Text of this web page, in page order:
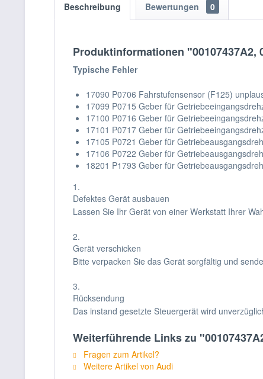
Beschreibung Bewertungen 0
Produktinformationen "00107437A2,
Typische Fehler
17090 P0706 Fahrstufensensor (F125)
17099 P0715 Geber für
17100 P0716 Geber für
17101 P0717 Geber für
17105 P0721 Geber für
17106 P0722 Geber für
18201 P1793 Geber für
1.
Defektes Gerät ausbauen
Lassen Sie Ihr Gerät von einer Werkstatt Ihrer
2.
Gerät verschicken
Bitte verpacken Sie das Gerät sorgfältig und
3.
Rücksendung
Das instand gesetzte Steuergerät wird
Weiterführende Links zu
Fragen zum Artikel?
Weitere Artikel von Audi